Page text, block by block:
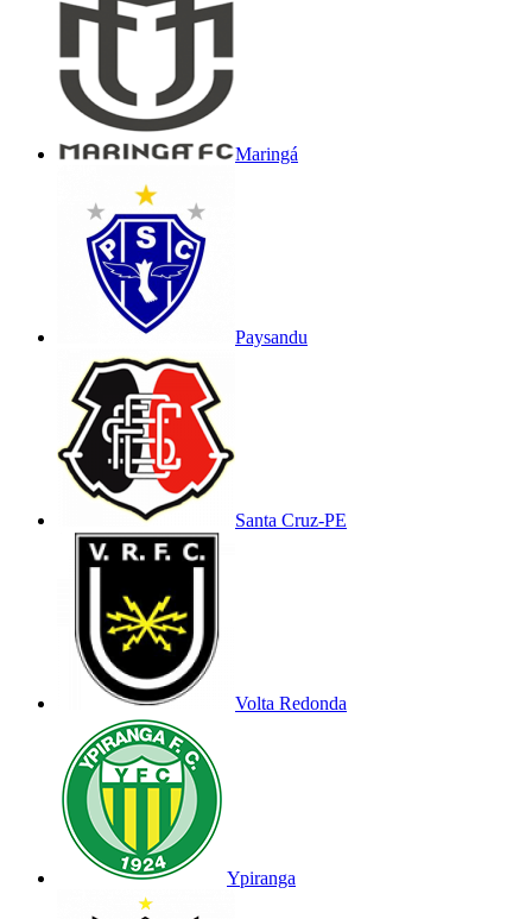
Maringá
Paysandu
Santa Cruz-PE
Volta Redonda
Ypiranga